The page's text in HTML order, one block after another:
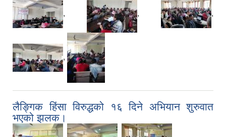
, , ,
,
लैङ्गिक हिंसा विरुद्धको १६ दिने अभियान शुरुवात
भएको झलक।